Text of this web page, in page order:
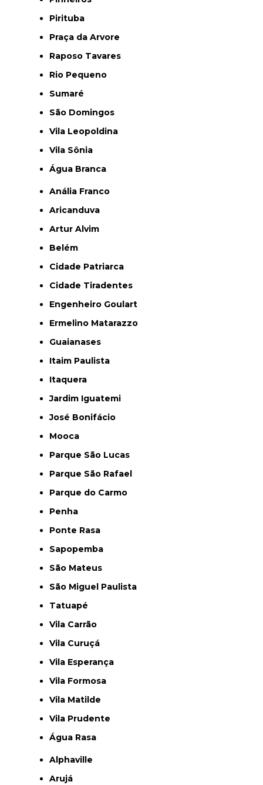
Pirituba
Praça da Arvore
Raposo Tavares
Rio Pequeno
Sumaré
São Domingos
Vila Leopoldina
Vila Sônia
Água Branca
Anália Franco
Aricanduva
Artur Alvim
Belém
Cidade Patriarca
Cidade Tiradentes
Engenheiro Goulart
Ermelino Matarazzo
Guaianases
Itaim Paulista
Itaquera
Jardim Iguatemi
José Bonifácio
Mooca
Parque São Lucas
Parque São Rafael
Parque do Carmo
Penha
Ponte Rasa
Sapopemba
São Mateus
São Miguel Paulista
Tatuapé
Vila Carrão
Vila Curuçá
Vila Esperança
Vila Formosa
Vila Matilde
Vila Prudente
Água Rasa
Alphaville
Arujá